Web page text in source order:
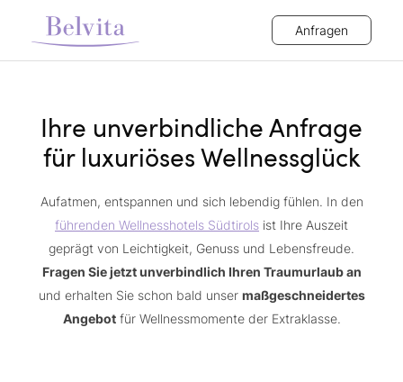
Anfragen
Ihre unverbindliche Anfrage
für luxuriöses Wellnessglück
Aufatmen, entspannen und sich lebendig fühlen. In den
führenden Wellnesshotels Südtirols ist Ihre Auszeit
geprägt von Leichtigkeit, Genuss und Lebensfreude.
Fragen Sie jetzt unverbindlich Ihren Traumurlaub an
und erhalten Sie schon bald unser maßgeschneidertes
Angebotfür Wellnessmomente der Extraklasse.